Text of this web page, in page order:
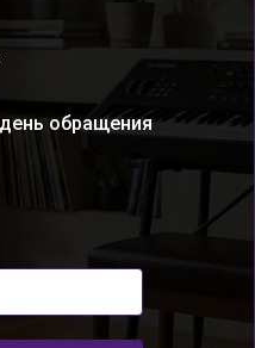
обращения